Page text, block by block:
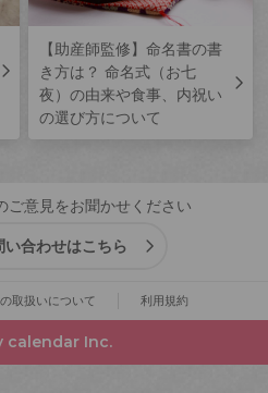
【助産師監修】命名書の書
き方は？ 命名式（お七
夜）の由来や食事、内祝い
の選び方について
ご意見をお聞かせください
い合わせはこちら
取扱いについて 利用規約
calendar Inc.